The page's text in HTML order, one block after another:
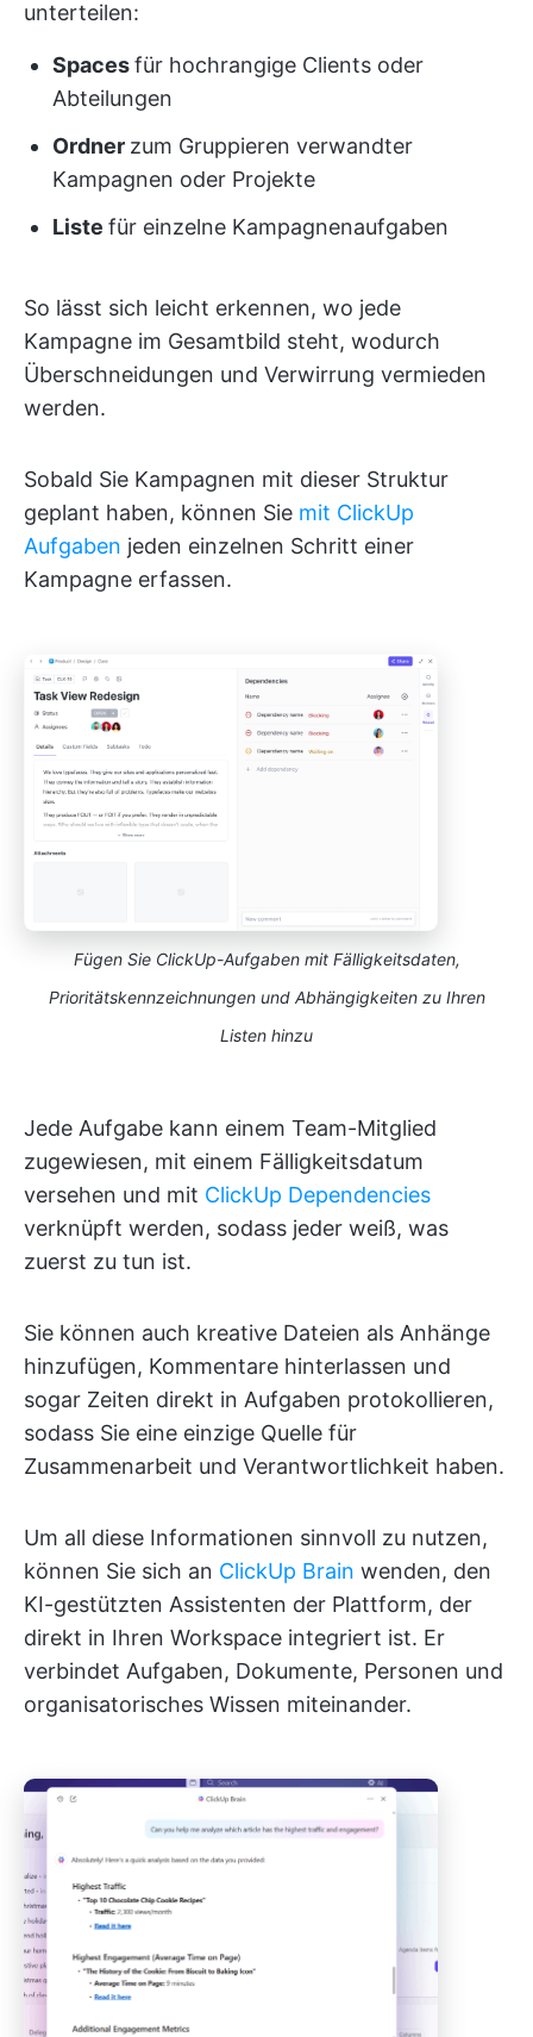
unterteilen:
Spacesfür hochrangige Clients oder
Abteilungen
Ordner zum Gruppieren verwandter
Kampagnen oder Projekte
Liste für einzelne Kampagnenaufgaben
So lässt sich leicht erkennen, wo jede
Kampagne im Gesamtbild steht, wodurch
Überschneidungen und Verwirrung vermieden
werden.
Sobald Sie Kampagnen mit dieser Struktur
geplant haben, können Sie mit ClickUp
Aufgaben jeden einzelnen Schritt einer
Kampagne erfassen.
Fügen Sie ClickUp-Aufgaben mit Fälligkeitsdaten,
Prioritätskennzeichnungen und Abhängigkeiten zu Ihren
Listen hinzu
Jede Aufgabe kann einem Team-Mitglied
zugewiesen, mit einem Fälligkeitsdatum
versehen und mit ClickUp Dependencies
verknüpft werden, sodass jeder weiß, was
zuerst zu tun ist.
Sie können auch kreative Dateien als Anhänge
hinzufügen, Kommentare hinterlassen und
sogar Zeiten direkt in Aufgaben protokollieren,
sodass Sie eine einzige Quelle für
Zusammenarbeit und Verantwortlichkeit haben.
Um all diese Informationen sinnvoll zu nutzen,
können Sie sich an ClickUp Brain wenden, den
KI-gestützten Assistenten der Plattform, der
direkt in Ihren Workspace integriert ist. Er
verbindet Aufgaben, Dokumente, Personen und
organisatorisches Wissen miteinander.